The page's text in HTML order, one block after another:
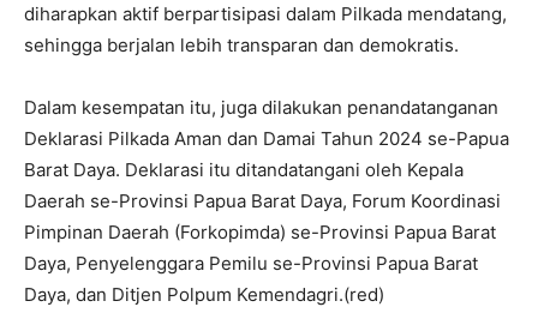
diharapkan aktif berpartisipasi dalam Pilkada mendatang,
sehingga berjalan lebih transparan dan demokratis.
Dalam kesempatan itu, juga dilakukan penandatanganan
Deklarasi Pilkada Aman dan Damai Tahun 2024 se-Papua
Barat Daya. Deklarasi itu ditandatangani oleh Kepala
Daerah se-Provinsi Papua Barat Daya, Forum Koordinasi
Pimpinan Daerah (Forkopimda) se-Provinsi Papua Barat
Daya, Penyelenggara Pemilu se-Provinsi Papua Barat
Daya, dan Ditjen Polpum Kemendagri.(red)